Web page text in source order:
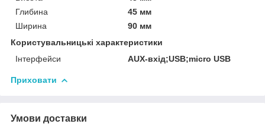
Глибина
45 мм
Ширина
90 мм
Користувальницькі характеристики
Інтерфейси
AUX-вхід;USB;micro USB
Приховати
Умови доставки